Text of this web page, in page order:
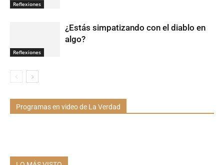
Reflexiones
Reflexiones
¿Estás simpatizando con el diablo en
algo?
Programas en video de La Verdad